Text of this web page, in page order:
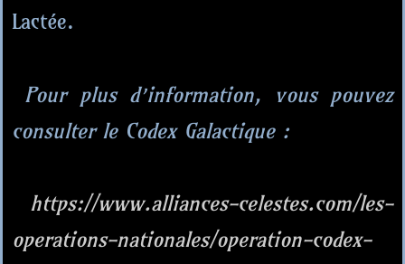
Lactée.
Pour plus d’information, vous pouvez
consulter le Codex Galactique :
https://www.alliances-celestes.com/les-
operations-nationales/operation-codex-